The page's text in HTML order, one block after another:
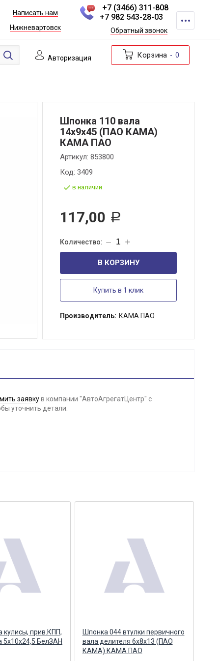
Написать нам
Нижневартовск
+7 (3466) 311-808
+7 982 543-28-03
Обратный звонок
Авторизация Корзина 0
Шпонка 110 вала
14х9х45 (ПАО КАМА)
КАМА ПАО
Артикул: 853800
Код: 3409
в наличии
117,00 Р
В КОРЗИНУ
Купить в 1 клик
Производитель: КАМА ПАО
заявкув компании "АвтоАгрегатЦентр" с
уточнить детали.
кулисы, прив.КПП,
5х10х24,5 БелЗАН
Шпонка 044 втулки первичного
вала делителя 6х8х13 (ПАО
КАМА) КАМА ПАО